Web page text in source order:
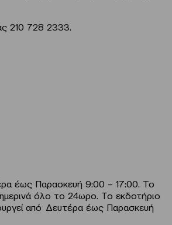
210 728 2333.
έως Παρασκευή 9:00 – 17:00. Το
όλο το 24ωρο. Το εκδοτήριο
από Δευτέρα έως Παρασκευή